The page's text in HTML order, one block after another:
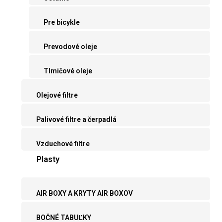
Pre bicykle
Prevodové oleje
Tlmičové oleje
Olejové filtre
Palivové filtre a čerpadlá
Vzduchové filtre
Plasty
AIR BOXY A KRYTY AIR BOXOV
BOČNÉ TABUĽKY